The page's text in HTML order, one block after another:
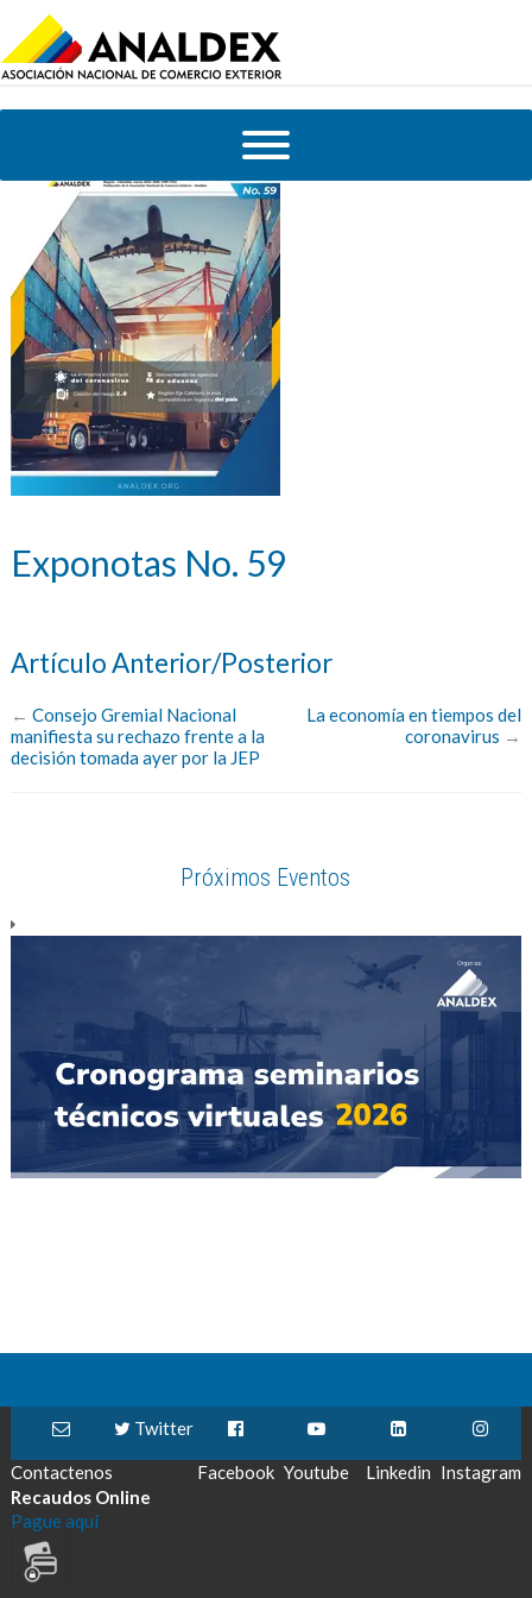
Exponotas No. 59
Artículo Anterior/Posterior
← Consejo Gremial Nacional
manifiesta su rechazo frente a la
decisión tomada ayer por la JEP
La economía en tiempos del
coronavirus →
Próximos Eventos
Contactenos
Twitter
Facebook Youtube Linkedin Instagram
Recaudos Online
Pague aquí